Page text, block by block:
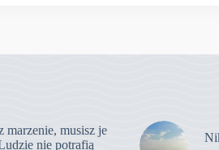
marzenie, musisz je
nie potrafią